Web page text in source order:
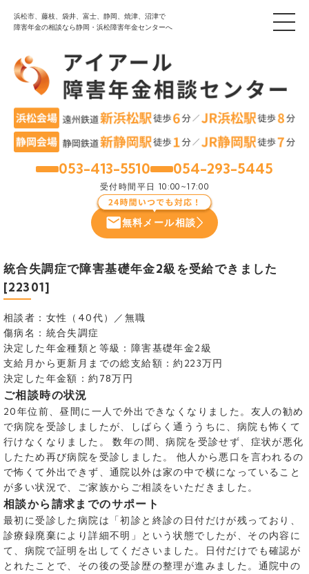
浜松市、藤枝、袋井、富士、静岡、焼津、沼津で
障害年金の相談なら静岡・浜松障害年金センターへ
053-413-5510 054-293-5445
受付時間 平日 10:00~17:00
無料メール相談
統合失調症で障害基礎年金2級を受給できました
[22301]
相談者：女性（40代）／無職
傷病名：統合失調症
決定した年金種類と等級：障害基礎年金2級
支給月から更新月までの総支給額：約223万円
決定した年金額：約78万円
ご相談時の状況
20年位前、昼間に一人で外出できなくなりました。友人の勧め
で病院を受診しましたが、しばらく通ううちに、病院も怖くて
行けなくなりました。 数年の間、病院を受診せず、症状が悪化
したため再び病院を受診しました。 他人から悪口を言われるの
で怖くて外出できず、通院以外は家の中で横になっていること
が多い状況で、ご家族からご相談をいただきました。
相談から請求までのサポート
最初に受診した病院は「初診と終診の日付だけが残っており、
診療録廃棄により詳細不明」という状態でしたが、その内容に
て、病院で証明を出してくださいました。日付だけでも確認が
とれたことで、その後の受診歴の整理が進みました。通院中の